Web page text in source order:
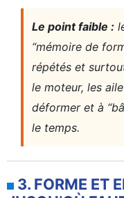
Le point faible :
“mémoire de
répétés et
le moteur, les
déformer et à
le temps.
3. FORME ET